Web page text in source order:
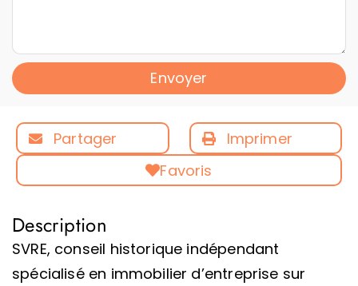
Envoyer
Partager
Imprimer
Favoris
Description
SVRE, conseil historique indépendant
spécialisé en immobilier d’entreprise sur